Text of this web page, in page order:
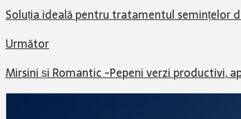
Soluția ideală pentru tratamentul semințelor
Următor
Mirsini și Romantic -Pepeni verzi productivi,